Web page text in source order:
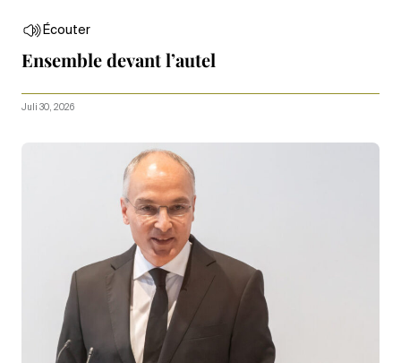
Écouter
Ensemble devant l’autel
Juli 30, 2026